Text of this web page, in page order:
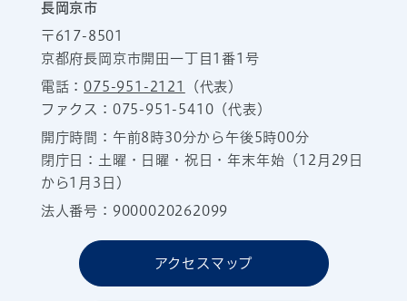
長岡京市
〒617-8501
京都府長岡京市開田一丁目1番1号
電話：075-951-2121
（代表）
ファクス：075-951-5410（代表）
開庁時間：午前8時30分から午後5時00分
閉庁日：土曜・日曜・祝日・年末年始（12月29日
から1月3日）
法人番号：9000020262099
アクセスマップ